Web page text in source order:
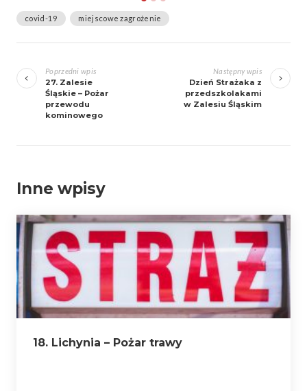
covid-19 miejscowe zagrożenie
wpisyPoprzedni wpis
27. Zalesie
Śląskie – Pożar
przewodu
kominowego
Następny wpis
Dzień Strażaka z
przedszkolakami
w Zalesiu Śląskim
Inne wpisy
18. Lichynia – Pożar trawy